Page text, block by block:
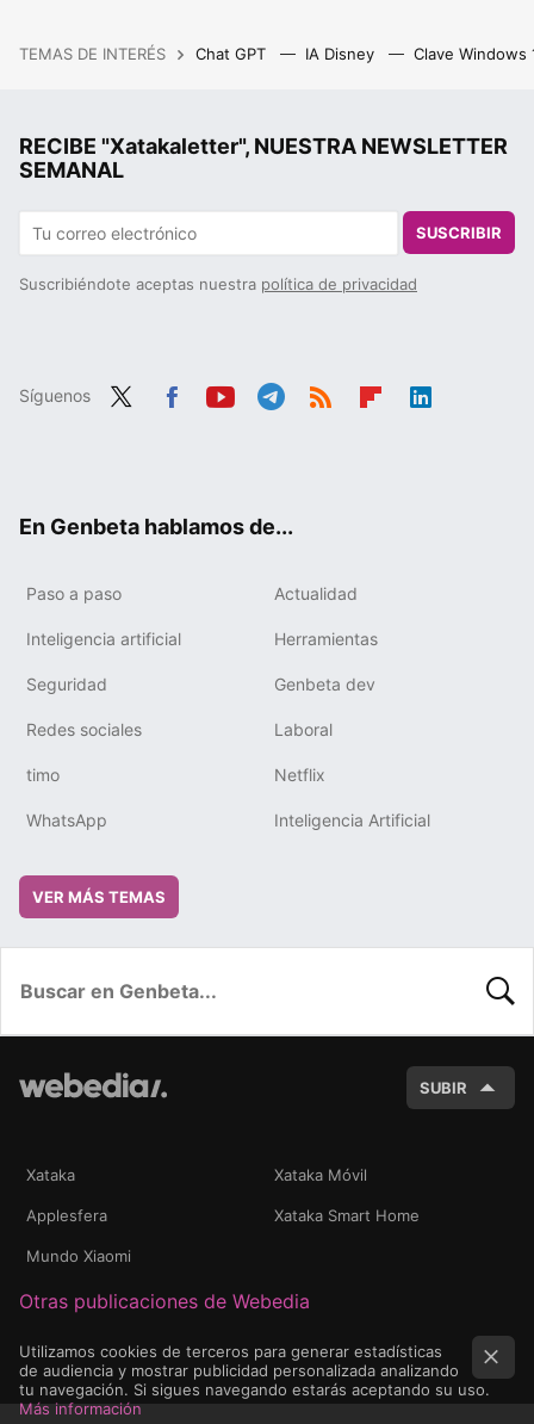
TEMAS DE INTERÉS Chat GPT IA Disney Clave Windows
RECIBE "Xatakaletter", NUESTRA NEWSLETTER
SEMANAL
SUSCRIBIR
Suscribiéndote aceptas nuestra política de privacidad
Síguenos
En Genbeta hablamos de...
Paso a paso Actualidad
Inteligencia artificial Herramientas
Seguridad Genbeta dev
Redes sociales Laboral
timo Netflix
WhatsApp Inteligencia Artificial
VER MÁS TEMAS
SUBIR
Xataka Xataka Móvil
Applesfera Xataka Smart Home
Mundo Xiaomi
Otras publicaciones de Webedia
Utilizamos cookies de terceros para generar estadísticas
de audiencia y mostrar publicidad personalizada analizando
tu navegación. Si sigues navegando estarás aceptando su uso.
Más información